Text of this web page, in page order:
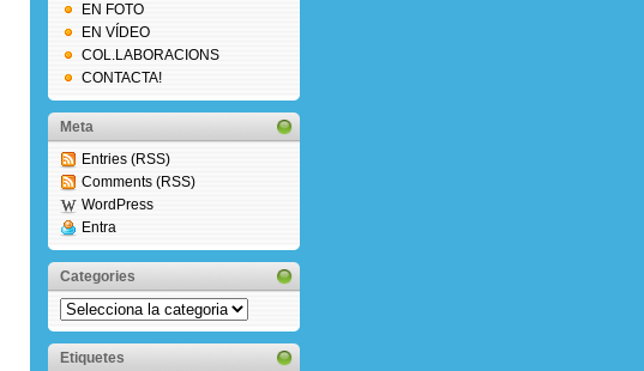
EN FOTO
EN VÍDEO
COL.LABORACIONS
CONTACTA!
Meta
Entries (RSS)
Comments (RSS)
WordPress
Entra
Categories
Categories
Etiquetes